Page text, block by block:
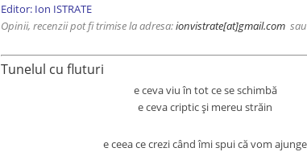
Editor: Ion ISTRATE
Opinii, recenzii pot fi trimise la adresa:ionvistrate[at]gmail.comsau
Tunelul cu fluturi
e ceva viu în tot ce se schimbă
e ceva criptic şi mereu străin
e ceea ce crezi când îmi spui că vom ajunge